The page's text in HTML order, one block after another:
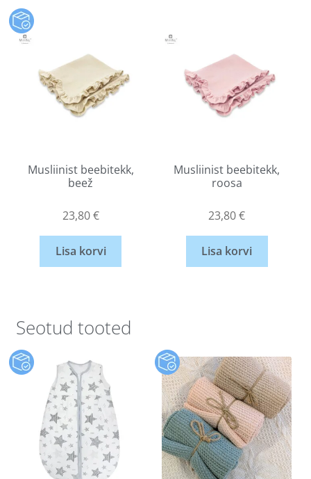
Musliinist beebitekk,
beež
23,80€
Lisa korvi
Musliinist beebitekk,
roosa
23,80€
Lisa korvi
Seotud tooted